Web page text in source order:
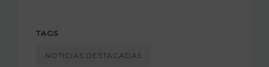
TAGS
NOTICIAS DESTACADAS